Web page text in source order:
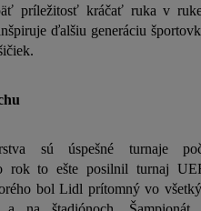
príležitosť kráčať ruka v
ďalšiu generáciu
sú úspešné turnaje
rok to ešte posilnil turnaj
bol Lidl prítomný vo